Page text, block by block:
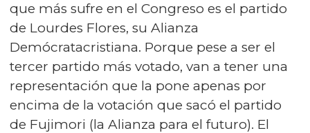
que más sufre en el Congreso es el partido
de Lourdes Flores, su Alianza
Demócratacristiana. Porque pese a ser el
tercer partido más votado, van a tener una
representación que la pone apenas por
encima de la votación que sacó el partido
de Fujimori (la Alianza para el futuro). El